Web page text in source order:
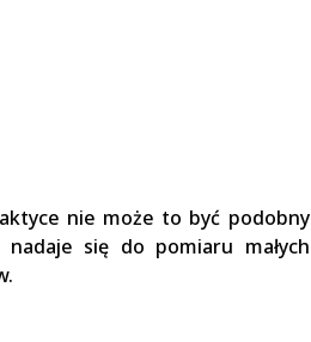
nie może to być podobny
się do pomiaru małych